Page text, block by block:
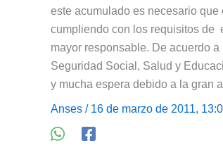
este acumulado es necesario
cumpliendo con los requisitos de
mayor responsable. De acuerdo
Seguridad Social, Salud y
y mucha espera debido a la gran
Anses / 16 de marzo de 2011,